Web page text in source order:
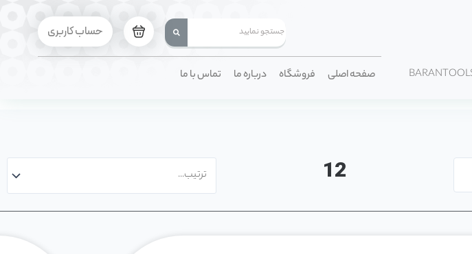
حساب کاربری
صفحه اصلی فروشگاه درباره ما تماس با ما
12